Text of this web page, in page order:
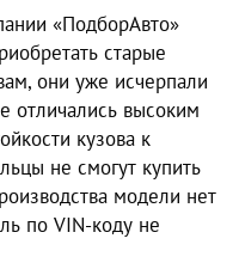
«ПодборАвто»
старые
они уже исчерпали
отличались высоким
кузова к
не смогут купить
модели нет
по VIN-коду не